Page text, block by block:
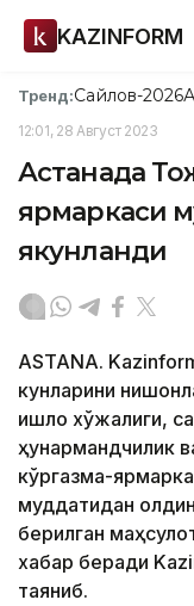
KAZINFORM
Тренд:Сайлов-2026
12:01, 28 Август 2023
Астанада
ярмаркаси
якунланди
ASTANA.
кунларини
қишлоқ хўжалиги,
ҳунармандчилик
кўргазма-
муддатидан
берилган
хабар беради
таяниб.